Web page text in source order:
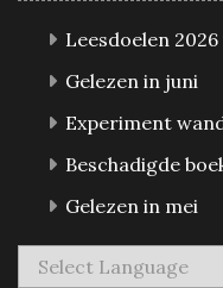
Leesdoelen
Gelezen in juni
Experiment
Beschadigde
Gelezen in mei